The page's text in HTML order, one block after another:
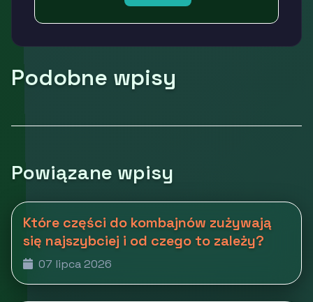
Podobne wpisy
Powiązane wpisy
Które części do kombajnów zużywają
się najszybciej i od czego to zależy?
07 lipca 2026